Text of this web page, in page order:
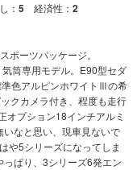
： 5 経済性： 2
ーツパッケージ。
筒専用モデル。E90型セダ
色アルピンホワイトⅢの希
クカメラ付き、程度も走行
オプション18インチアルミ
なと思い、現車見ないで
や5シリーズになってしま
ぱり、3シリーズ6発エン